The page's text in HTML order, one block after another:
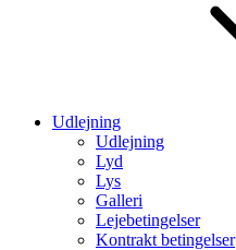
Udlejning
Udlejning
Lyd
Lys
Galleri
Lejebetingelser
Kontrakt betingelser